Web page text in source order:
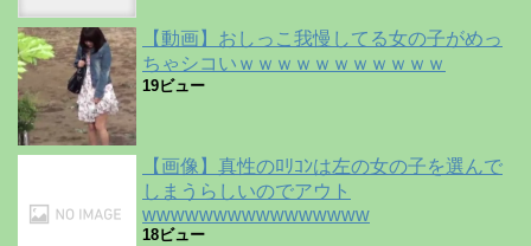
【動画】おしっこ我慢してる女の子がめっ
ちゃシコいｗｗｗｗｗｗｗｗｗｗｗ
19ビュー
【画像】真性のﾛﾘｺﾝは左の女の子を選んで
しまうらしいのでアウト
wwwwwwwwwwwwwwww
18ビュー